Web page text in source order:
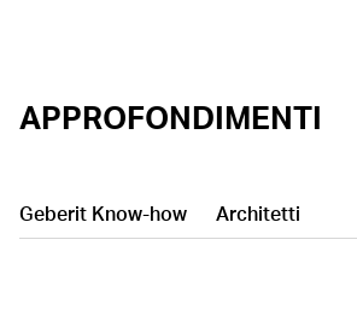
APPROFONDIMENTI
Geberit Know-how Architetti